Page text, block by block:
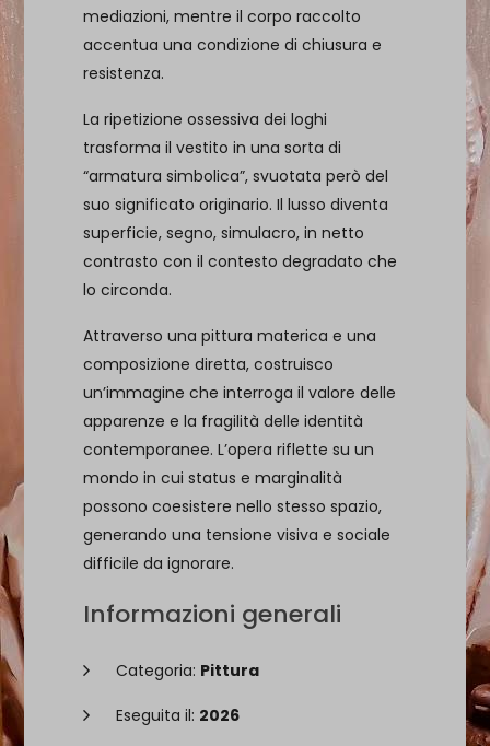
mediazioni, mentre il corpo raccolto
accentua una condizione di chiusura e
resistenza.
La ripetizione ossessiva dei loghi
trasforma il vestito in una sorta di
“armatura simbolica”, svuotata però del
suo significato originario. Il lusso diventa
superficie, segno, simulacro, in netto
contrasto con il contesto degradato che
lo circonda.
Attraverso una pittura materica e una
composizione diretta, costruisco
un’immagine che interroga il valore delle
apparenze e la fragilità delle identità
contemporanee. L’opera riflette su un
mondo in cui status e marginalità
possono coesistere nello stesso spazio,
generando una tensione visiva e sociale
difficile da ignorare.
Informazioni generali
Categoria: Pittura
Eseguita il: 2026